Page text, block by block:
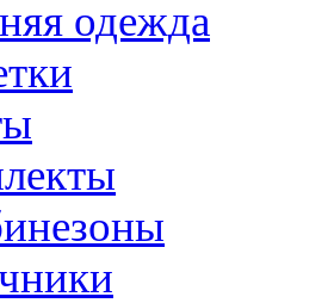
одежда